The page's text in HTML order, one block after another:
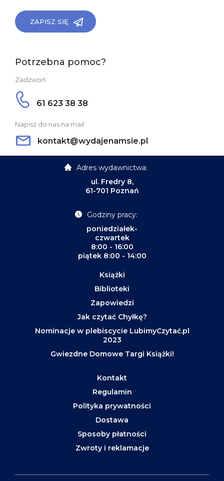
ZAPISZ SIĘ
Potrzebna pomoc?
Zadzwoń:
61 623 38 38
Napisz do nas na mail:
kontakt@wydajenamsie.pl
Adres wydawnictwa:
ul. Fredry 8,
61-701 Poznań
Godziny pracy:
poniedziałek-
czwartek
8:00 - 16:00
piątek 8:00 - 14:00
Książki
Biblioteki
Zapowiedzi
Jak czytać Chyłkę?
Nominacje w plebiscycie LubimyCzytać.pl
2023
Gwiezdne Domowe Targi Książki!
Kontakt
Regulamin
Polityka prywatności
Dostawa
Sposoby płatności
Zwroty i reklamacje